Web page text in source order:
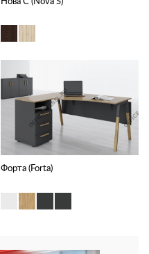
Форта (Forta)